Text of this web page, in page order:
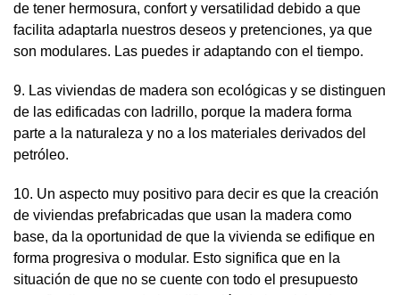
de tener hermosura, confort y versatilidad debido a que
facilita adaptarla nuestros deseos y pretenciones, ya que
son modulares. Las puedes ir adaptando con el tiempo.
9. Las viviendas de madera son ecológicas y se distinguen
de las edificadas con ladrillo, porque la madera forma
parte a la naturaleza y no a los materiales derivados del
petróleo.
10. Un aspecto muy positivo para decir es que la creación
de viviendas prefabricadas que usan la madera como
base, da la oportunidad de que la vivienda se edifique en
forma progresiva o modular. Esto significa que en la
situación de que no se cuente con todo el presupuesto